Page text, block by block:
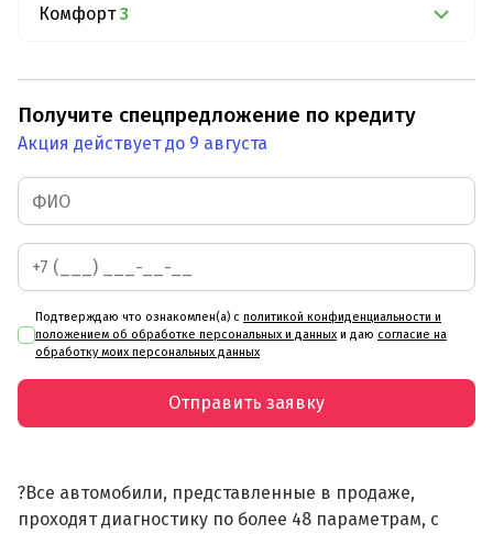
Комфорт 3
Получите спецпредложение по кредиту
Акция действует до 9 августа
Подтверждаю что ознакомлен(а) с политикой конфиденциальности и
положением об обработке персональных и данных и даю согласие на
обработку моих персональных данных
Отправить заявку
?Все автомобили, представленные в продаже,
проходят диагностику по более 48 параметрам, с